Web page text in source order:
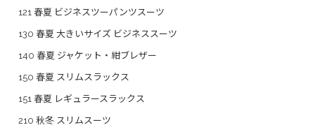
121 春夏 ビジネスツーパンツスーツ
130 春夏 大きいサイズ ビジネススーツ
140 春夏 ジャケット・紺ブレザー
150 春夏 スリムスラックス
151 春夏 レギュラースラックス
210 秋冬 スリムスーツ